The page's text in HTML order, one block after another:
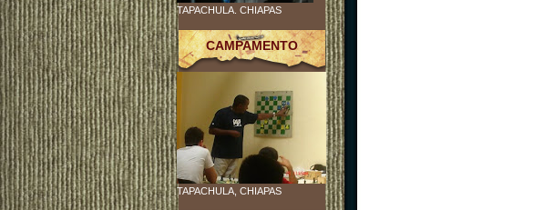
TAPACHULA. CHIAPAS
CAMPAMENTO
TAPACHULA, CHIAPAS